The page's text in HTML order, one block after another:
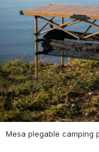
Mesa plegable camping